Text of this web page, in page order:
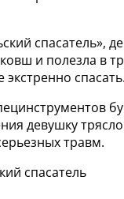
спасатель»,
и полезла в
спасать.
девушку
травм.
спасатель